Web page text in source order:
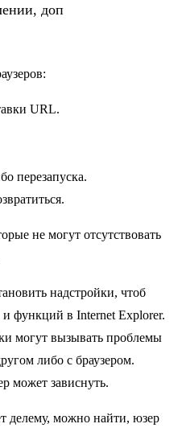
доп
URL.
перезапуска.
не могут отсутствовать
надстройки, чтоб
и функций в Internet Explorer.
могут вызывать проблемы
либо с браузером.
может зависнуть.
делему, можно найти, юзер